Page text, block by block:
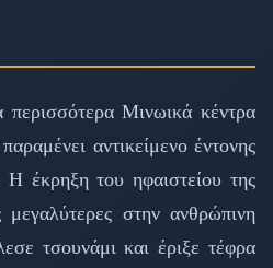
Μινωικά κέντρα
αντικείμενο έντονης
Η έκρηξη του ηφαιστείου της
μεγαλύτερες στην ανθρώπινη
τσουνάμι και έριξε τέφρα